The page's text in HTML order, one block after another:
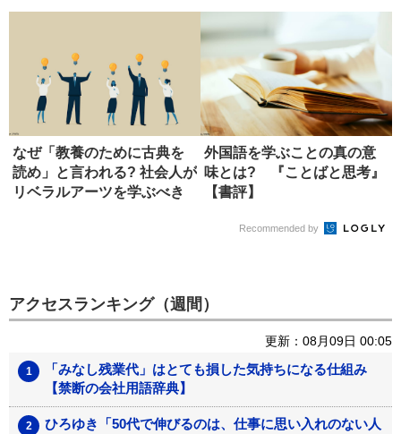
なぜ「教養のために古典を
読め」と言われる? 社会人が
リベラルアーツを学ぶべき
外国語を学ぶことの真の意
味とは? 『ことばと思考』
【書評】
Recommended by
アクセスランキング（週間）
更新：08月09日 00:05
「みなし残業代」はとても損した気持ちになる仕組み
【禁断の会社用語辞典】
ひろゆき「50代で伸びるのは、仕事に思い入れのない人